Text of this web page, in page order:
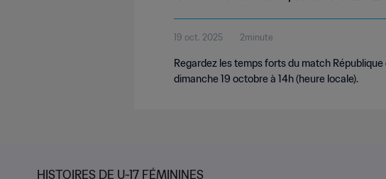
19 oct. 2025 2minute
Regardez les temps forts du match
dimanche 19 octobre à 14h (heure locale).
HISTOIRES DE U-17 FÉMININES